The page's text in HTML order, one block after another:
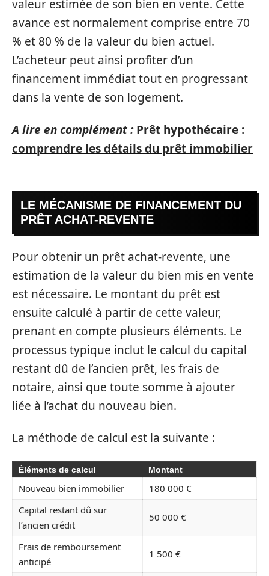
valeur estimée de son bien en vente. Cette
avance est normalement comprise entre 70
% et 80 % de la valeur du bien actuel.
L’acheteur peut ainsi profiter d’un
financement immédiat tout en progressant
dans la vente de son logement.
A lire en complément : Prêt hypothécaire :
comprendre les détails du prêt immobilier
LE MÉCANISME DE FINANCEMENT DU
PRÊT ACHAT-REVENTE
Pour obtenir un prêt achat-revente, une
estimation de la valeur du bien mis en vente
est nécessaire. Le montant du prêt est
ensuite calculé à partir de cette valeur,
prenant en compte plusieurs éléments. Le
processus typique inclut le calcul du capital
restant dû de l’ancien prêt, les frais de
notaire, ainsi que toute somme à ajouter
liée à l’achat du nouveau bien.
La méthode de calcul est la suivante :
Éléments de calcul Montant
Nouveau bien immobilier
180 000 €
Capital restant dû sur
l’ancien crédit
50 000 €
Frais de remboursement
anticipé
1 500 €